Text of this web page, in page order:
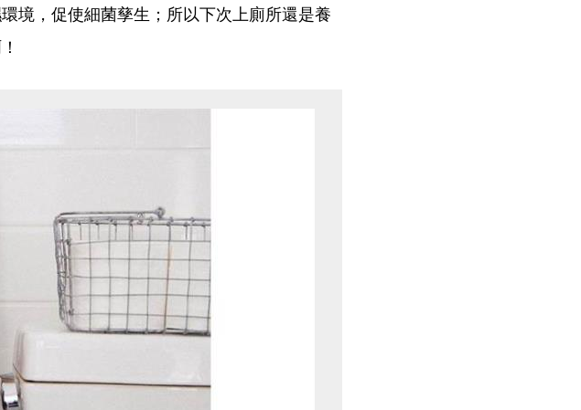
境，促使細菌孳生；所以下次上廁所還是養